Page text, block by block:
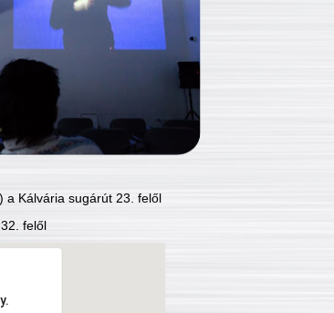
Kálvária sugárút 23. felől
felől